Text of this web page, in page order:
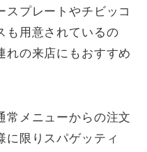
スプレートやチビッコ
も用意されているの
れの来店にもおすすめ
常メニューからの注文
に限りスパゲッティ